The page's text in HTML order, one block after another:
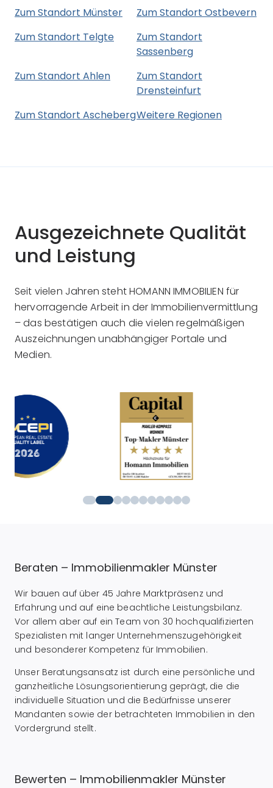
Zum Standort Münster
Zum Standort Ostbevern
Zum Standort Telgte
Zum Standort
Sassenberg
Zum Standort Ahlen
Zum Standort
Drensteinfurt
Zum Standort AschebergWeitere Regionen
Ausgezeichnete Qualität
und Leistung
Seit vielen Jahren steht HOMANN IMMOBILIEN für
hervorragende Arbeit in der Immobilienvermittlung
– das bestätigen auch die vielen regelmäßigen
Auszeichnungen unabhängiger Portale und
Medien.
Beraten – Immobilienmakler Münster
Wir bauen auf über 45 Jahre Marktpräsenz und
Erfahrung und auf eine beachtliche Leistungsbilanz.
Vor allem aber auf ein Team von 30 hochqualifizierten
Spezialisten mit langer Unternehmenszugehörigkeit
und besonderer Kompetenz für Immobilien.
Unser Beratungsansatz ist durch eine persönliche und
ganzheitliche Lösungsorientierung geprägt, die die
individuelle Situation und die Bedürfnisse unserer
Mandanten sowie der betrachteten Immobilien in den
Vordergrund stellt.
Bewerten – Immobilienmakler Münster